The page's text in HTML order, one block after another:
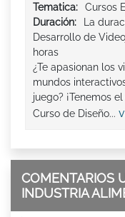
Tematica:
Cursos
Duración:
La
Desarrollo de
horas
¿Te apasionan los
mundos
juego? ¡Tenemos
Curso de Diseño...
COMENTARIOS
INDUSTRIA